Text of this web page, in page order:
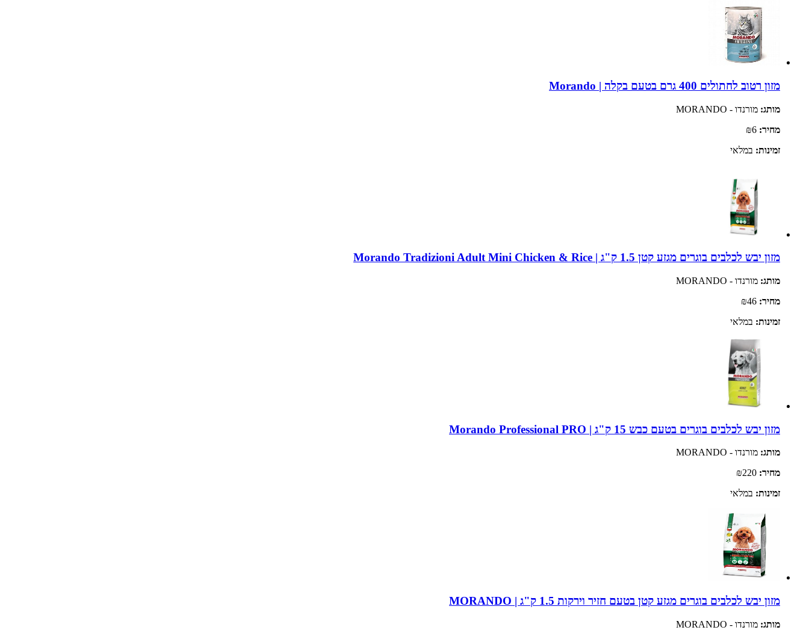
מזון רטוב לחתולים 400 גרם בטעם בקלה | Morando
מותג: מורנדו - MORANDO
מחיר:
זמינות: במלאי
מזון יבש לכלבים בוגרים מגזע קטן 1.5 ק"ג | Morando Tradizioni Adult Mini Chicken & Rice
מותג: מורנדו - MORANDO
מחיר:
זמינות: במלאי
מזון יבש לכלבים בוגרים בטעם כבש 15 ק"ג | Morando Professional PRO
מותג: מורנדו - MORANDO
מחיר:
זמינות: במלאי
מזון יבש לכלבים בוגרים מגזע קטן בטעם חזיר וירקות 1.5 ק"ג | MORANDO
מותג: מורנדו - MORANDO